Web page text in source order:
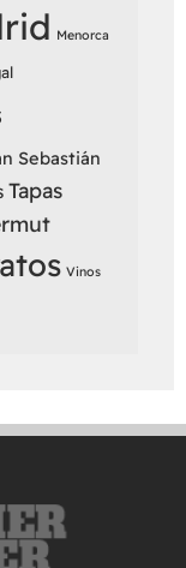
Menorca
Sebastián
Tapas
Vinos